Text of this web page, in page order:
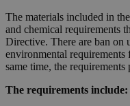
The materials included in
and chemical requirements
Directive. There are ban on
environmental
same time, the
The requirements include: